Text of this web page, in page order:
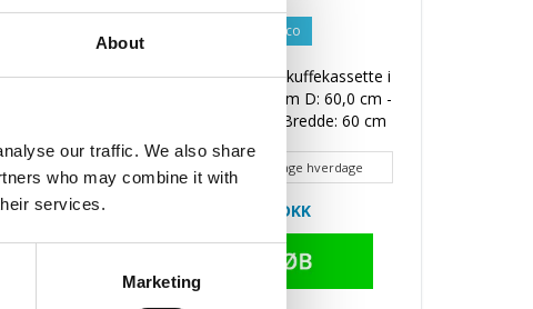
About
our traffic. We also share
who may combine it with
services.
Marketing
i
Cibo Bianco
Multi-Living Køkken skuffekassette i
Cibo Bianco H: 32,0 cm D: 60,0 cm -
Deludtræk/softluk - Bredde: 60 cm
Lev ca. 10 - 14 hverdage hverdage
1.783,49 DKK